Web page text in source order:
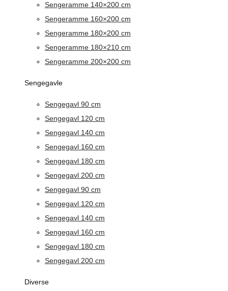
Sengeramme 140×200 cm
Sengeramme 160×200 cm
Sengeramme 180×200 cm
Sengeramme 180×210 cm
Sengeramme 200×200 cm
Sengegavle
Sengegavl 90 cm
Sengegavl 120 cm
Sengegavl 140 cm
Sengegavl 160 cm
Sengegavl 180 cm
Sengegavl 200 cm
Sengegavl 90 cm
Sengegavl 120 cm
Sengegavl 140 cm
Sengegavl 160 cm
Sengegavl 180 cm
Sengegavl 200 cm
Diverse